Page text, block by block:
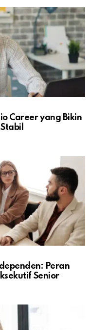
Career yang Bikin
Peran
Senior